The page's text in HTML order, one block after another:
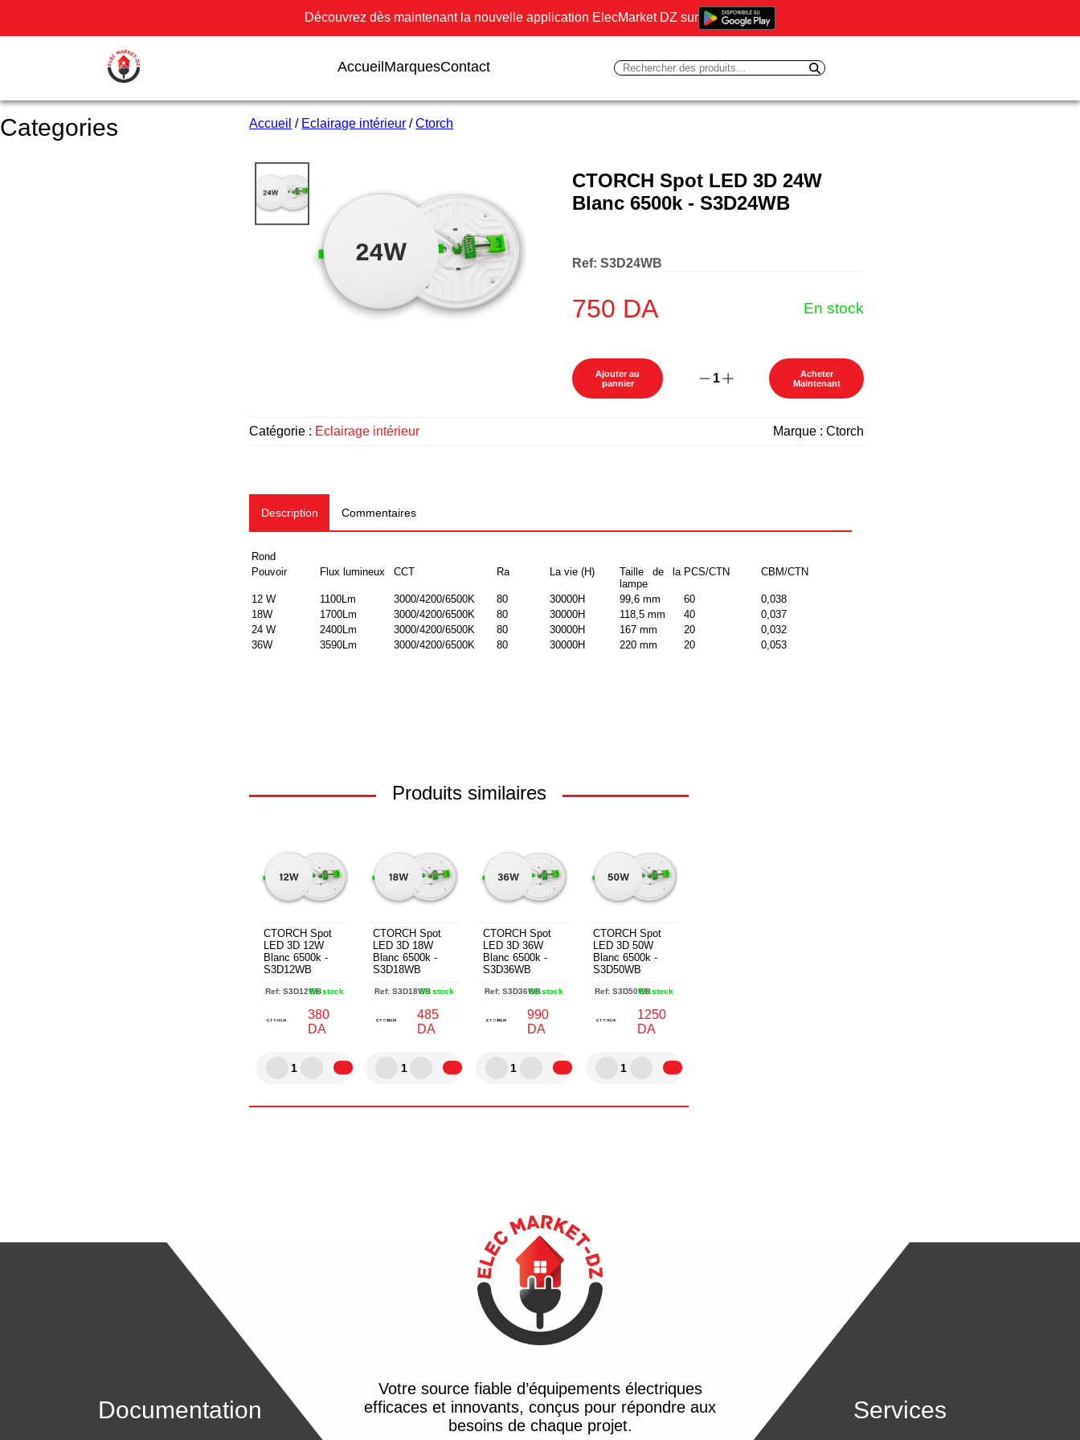
Découvrez dès maintenant la nouvelle application ElecMarket DZ sur
Accueil MarquesContact
Categories Accueil / Eclairage intérieur /Ctorch
CTORCH Spot LED 3D 24W
Blanc 6500k - S3D24WB
Ref: S3D24WB
750 DA En stock
Ajouter au
pannier
1
Acheter
Maintenant
Catégorie : Eclairage intérieur Marque :Ctorch
Description Commentaires
Rond
Pouvoir
Flux lumineux CCT Ra La vie (H)
Taille de la
lampe
PCS/CTN CBM/CTN
12 W 1100Lm 3000/4200/6500K 80 30000H 99,6 mm 60
0,038
18W
1700Lm 3000/4200/6500K 80 30000H 118,5 mm 40
0,037
24 W
2400Lm 3000/4200/6500K 80 30000H 167 mm 20
0,032
36W
3590Lm 3000/4200/6500K 80 30000H 220 mm 20 0,053
Produits similaires
CTORCH Spot
LED 3D 12W
Blanc 6500k -
S3D12WB
Ref: S3D12WBEn stock
380
DA
1
CTORCH Spot
LED 3D 18W
Blanc 6500k -
S3D18WB
Ref:S3D18WBEn stock
485
DA
1
CTORCH Spot
LED 3D 36W
Blanc 6500k -
S3D36WB
Ref: S3D36WBEn stock
990
DA
1
CTORCH Spot
LED 3D 50W
Blanc 6500k -
S3D50WB
Ref: S3D50WBEn stock
1250
DA
1
Votre source fiable d’équipements électriques
efficaces et innovants, conçus pour répondre aux
besoins de chaque projet.
Documentation Services